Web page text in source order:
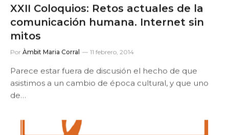
XXII Coloquios: Retos actuales de la
comunicación humana. Internet sin
mitos
Por Àmbit Maria Corral 11 febrero, 2014
Parece estar fuera de discusión el hecho de que
asistimos a un cambio de época cultural, y que uno
de…